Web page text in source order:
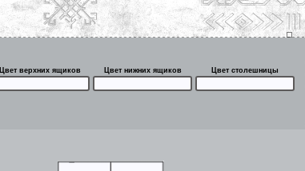
Цвет верхних ящиков Цвет нижних ящиков Цвет столешницы